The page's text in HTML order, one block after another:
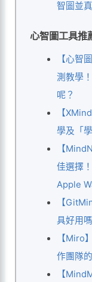
智圖並
心智圖工具推
【心智
測教學
呢？
【
學及「
【
佳選擇
Apple
【
具好用
【Miro
作團隊
【